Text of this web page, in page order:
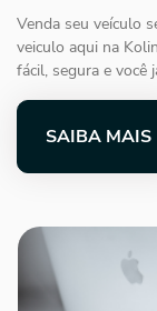
Venda seu veículo
veiculo aqui na
fácil, segura e você
SAIBA MAIS